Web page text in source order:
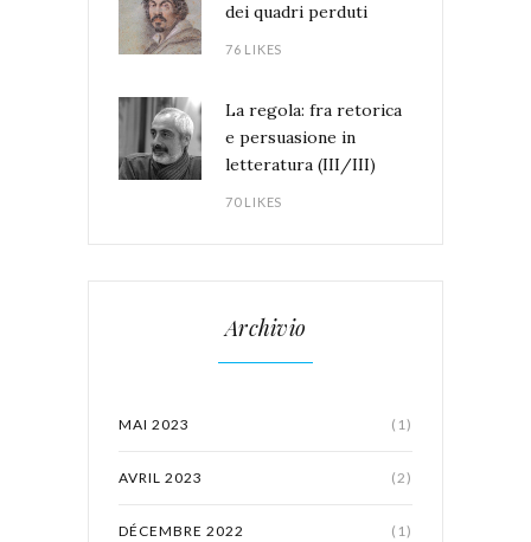
dei quadri perduti
76 LIKES
La regola: fra retorica
e persuasione in
letteratura (III/III)
70 LIKES
Archivio
MAI 2023 (1)
AVRIL 2023 (2)
DÉCEMBRE 2022 (1)